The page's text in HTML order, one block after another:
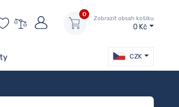
0
Zobrazit obsah košíku
0 Kč
CZK